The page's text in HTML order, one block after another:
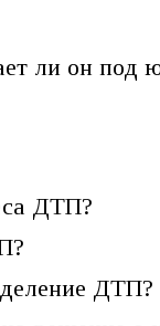
ли он под
ДТП?
ДТП?